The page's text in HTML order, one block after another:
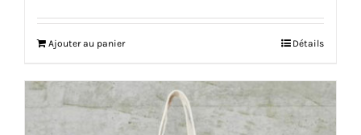
Ajouter au panier Détails